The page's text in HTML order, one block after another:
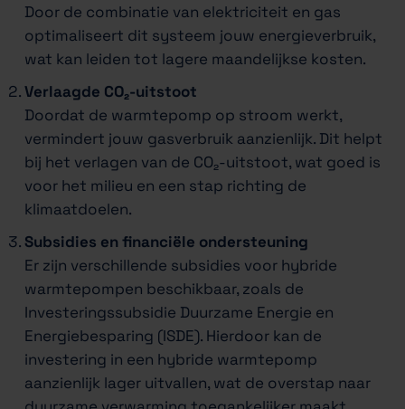
Door de combinatie van elektriciteit en gas
optimaliseert dit systeem jouw energieverbruik,
wat kan leiden tot lagere maandelijkse kosten.
Verlaagde CO₂-uitstoot
Doordat de warmtepomp op stroom werkt,
vermindert jouw gasverbruik aanzienlijk. Dit helpt
bij het verlagen van de CO₂-uitstoot, wat goed is
voor het milieu en een stap richting de
klimaatdoelen.
Subsidies en financiële ondersteuning
Er zijn verschillende subsidies voor hybride
warmtepompen beschikbaar, zoals de
Investeringssubsidie Duurzame Energie en
Energiebesparing (ISDE). Hierdoor kan de
investering in een hybride warmtepomp
aanzienlijk lager uitvallen, wat de overstap naar